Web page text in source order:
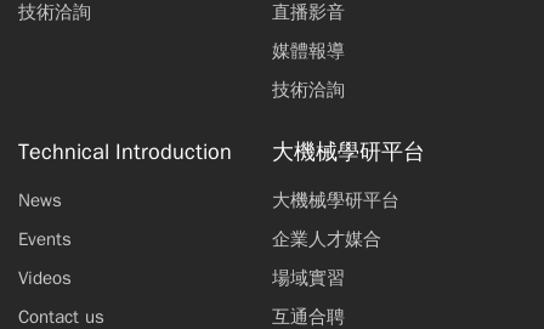
技術洽詢
直播影音
媒體報導
技術洽詢
Technical Introduction
News
Events
Videos
Contact us
大機械學研平台
大機械學研平台
企業人才媒合
場域實習
互通合聘